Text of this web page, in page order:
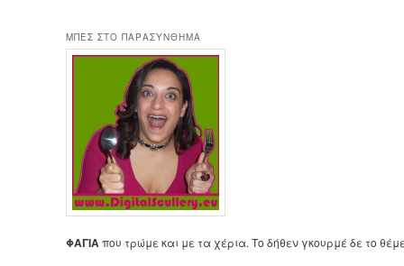
ΜΠΕΣ ΣΤΟ ΠΑΡΑΣΥΝΘΗΜΑ
ΦΑΓΙΑπου τρώμε και με τα χέρια. Το δήθεν γκουρμέ δε το